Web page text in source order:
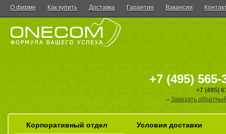
О фирме Как купить Доставка Гарантия Вакансии
+7 (495) 565-
+7 (495)
Заказать
Корпоративный отдел Условия доставки